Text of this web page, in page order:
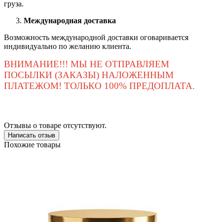
груза.
Международная доставка
Возможность международной доставки оговаривается
индивидуально по желанию клиента.
ВНИМАНИЕ!!! МЫ НЕ ОТПРАВЛЯЕМ
ПОСЫЛКИ (ЗАКАЗЫ) НАЛОЖЕННЫМ
ПЛАТЕЖОМ! ТОЛЬКО 100% ПРЕДОПЛАТА.
Отзывы о товаре отсутствуют.
Написать отзыв
Похожие товары